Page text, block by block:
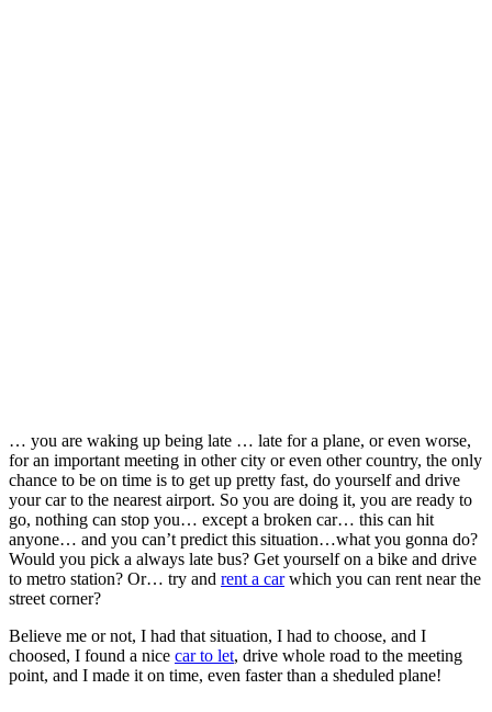
… you are waking up being late … late for a plane, or even worse,
for an important meeting in other city or even other country, the only
chance to be on time is to get up pretty fast, do yourself and drive
your car to the nearest airport. So you are doing it, you are ready to
go, nothing can stop you… except a broken car… this can hit
anyone… and you can’t predict this situation…what you gonna do?
Would you pick a always late bus? Get yourself on a bike and drive
to metro station? Or… try and rent a carwhich you can rent near the
street corner?
Believe me or not, I had that situation, I had to choose, and I
choosed, I found a nice car to let, drive whole road to the meeting
point, and I made it on time, even faster than a sheduled plane!